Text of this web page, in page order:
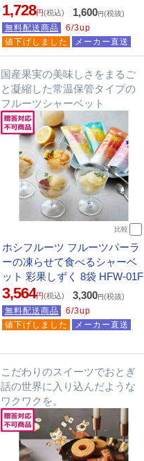
1,728円(税込) 1,600円(税抜)
無料配送商品
6/3up
値下げしました
メーカー直送
国産果実の美味しさをまるご
と凝縮した常温保管タイプの
フルーツシャーベット
比較
ホシフルーツ フルーツパーラ
ーの凍らせて食べるシャーベ
ット 彩果しずく 8袋 HFW-01F
3,564円(税込) 3,300円(税抜)
無料配送商品
6/3up
値下げしました
メーカー直送
こだわりのスイーツでおとぎ
話の世界に入り込んだような
ワクワクを。